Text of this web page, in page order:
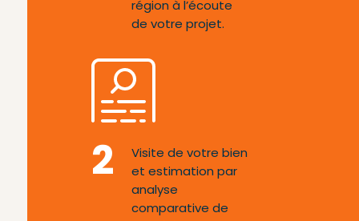
région à l’écoute
de votre projet.
2
Visite de votre bien
et estimation par
analyse
comparative de